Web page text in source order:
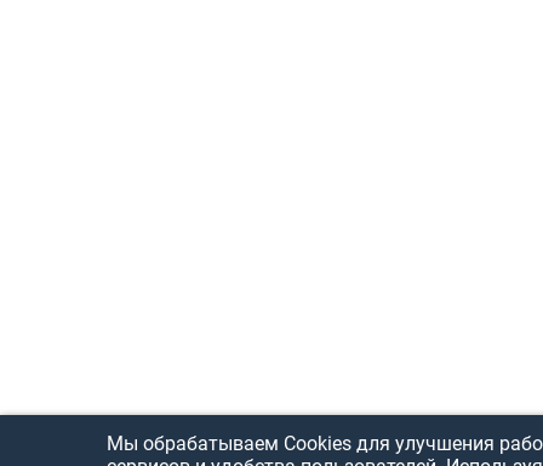
Мы обрабатываем Cookies для улучшения